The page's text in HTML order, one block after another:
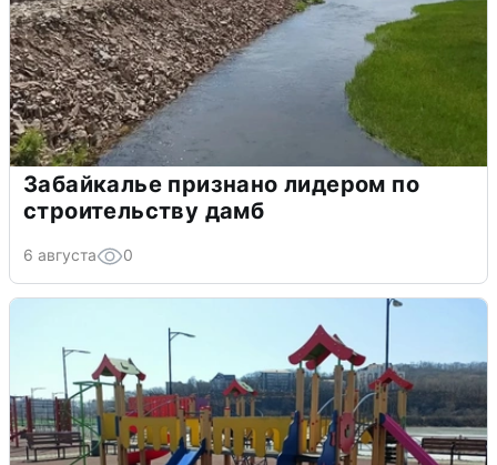
Забайкалье признано лидером по
строительству дамб
6 августа 0